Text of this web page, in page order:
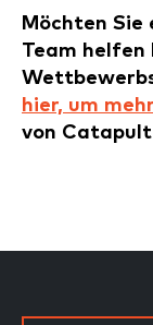
Möchten
Team helfen
hier, um
von